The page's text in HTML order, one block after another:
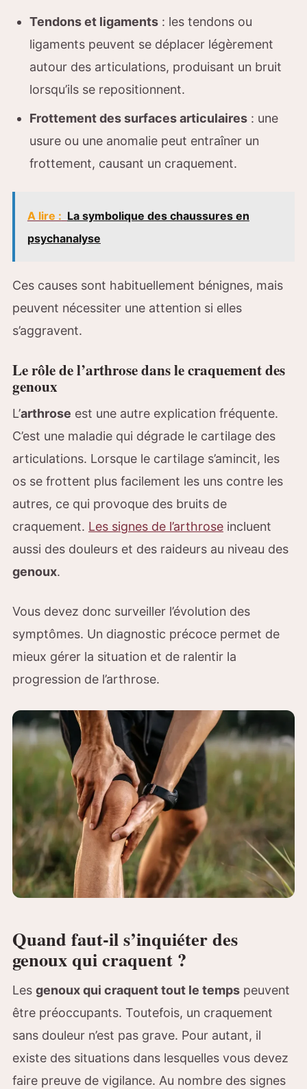
Tendons et ligaments : les tendons ou
ligaments peuvent se déplacer légèrement
autour des articulations, produisant un bruit
lorsqu’ils se repositionnent.
Frottement des surfaces articulaires : une
usure ou une anomalie peut entraîner un
frottement, causant un craquement.
A lire : La symbolique des chaussures en
psychanalyse
Ces causes sont habituellement bénignes, mais
peuvent nécessiter une attention si elles
s’aggravent.
Le rôle de l’arthrose dans le craquement des
genoux
L’arthrose est une autre explication fréquente.
C’est une maladie qui dégrade le cartilage des
articulations. Lorsque le cartilage s’amincit, les
os se frottent plus facilement les uns contre les
autres, ce qui provoque des bruits de
craquement. Les signes de l’arthrose incluent
aussi des douleurs et des raideurs au niveau des
genoux.
Vous devez donc surveiller l’évolution des
symptômes. Un diagnostic précoce permet de
mieux gérer la situation et de ralentir la
progression de l’arthrose.
Quand faut-il s’inquiéter des
genoux qui craquent ?
Les genoux qui craquent tout le temps peuvent
être préoccupants. Toutefois, un craquement
sans douleur n’est pas grave. Pour autant, il
existe des situations dans lesquelles vous devez
faire preuve de vigilance. Au nombre des signes